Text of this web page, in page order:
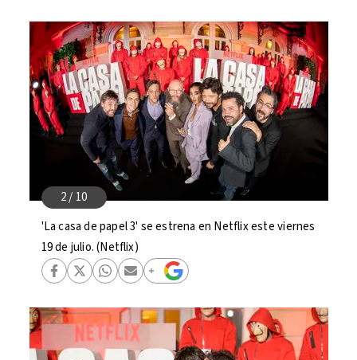
'La casa de papel 3' se estrena en Netflix este viernes
19 de julio. (Netflix)